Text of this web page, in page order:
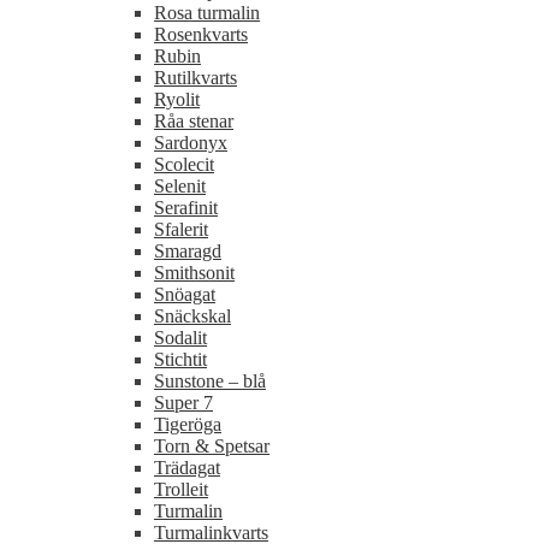
Rosa turmalin
Rosenkvarts
Rubin
Rutilkvarts
Ryolit
Råa stenar
Sardonyx
Scolecit
Selenit
Serafinit
Sfalerit
Smaragd
Smithsonit
Snöagat
Snäckskal
Sodalit
Stichtit
Sunstone – blå
Super 7
Tigeröga
Torn & Spetsar
Trädagat
Trolleit
Turmalin
Turmalinkvarts